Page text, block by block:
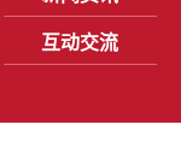
互动交流